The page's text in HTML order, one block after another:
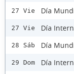
27 Vie Día
27 Vie Día
28 Sáb Día
29 Dom Día